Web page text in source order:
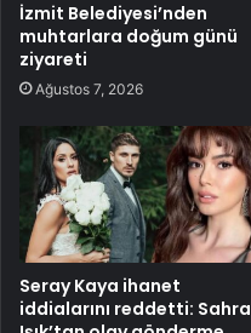
İzmit Belediyesi’nden
muhtarlara doğum günü
ziyareti
Ağustos 7, 2026
Seray Kaya ihanet
iddialarını reddetti: Sahra